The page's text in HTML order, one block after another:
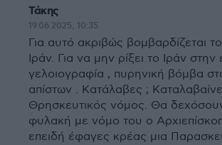
Τάκης
19.06.2025, 10:35
Για αυτό ακριβώς βομβαρδίζεται
Ιράν. Για να μην ρίξει το Ιράν στην
γελοιογραφία , πυρηνική βόμβα
απίστων . Κατάλαβες ;
Θρησκευτικός νόμος. Θα
φυλακή με νόμο του ο
επειδή έφαγες κρέας μια